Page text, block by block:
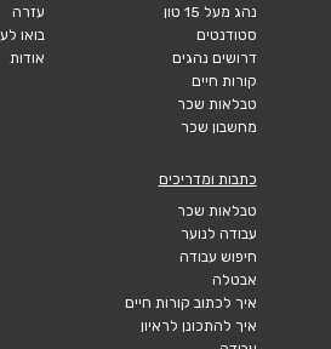
נהג מעל 15 טון
סטודנטים
דרושים נהגים
קורות חיים
טבלאות שכר
מחשבון שכר
עזרה
בואו
אודות
כתבות ומדריכים
טבלאות שכר
עבודה לנוער
חיפוש עבודה
אבטלה
איך לכתוב קורות חיים
איך להתכונן לראיון